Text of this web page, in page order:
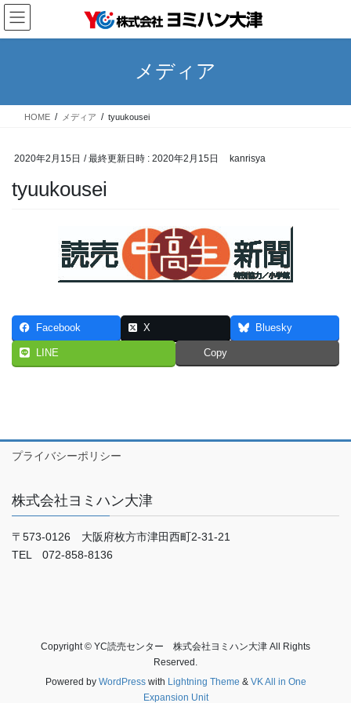
コ
ン
テ
ス
ナ
ビ
ゲ
ン
メディア
HOME メディア tyuukousei
2020年2月15日 / 最終更新日時 : 2020年2月15日 kanrisya
tyuukousei
Facebook X Bluesky
LINE Copy
プライバシーポリシー
株式会社ヨミハン大津
〒573-0126 大阪府枚方市津田西町2-31-21
TEL 072-858-8136
Copyright © YC読売センター 株式会社ヨミハン大津 All Rights
Reserved.
Powered by WordPresswith Lightning Theme & VK All in One
Expansion Unit